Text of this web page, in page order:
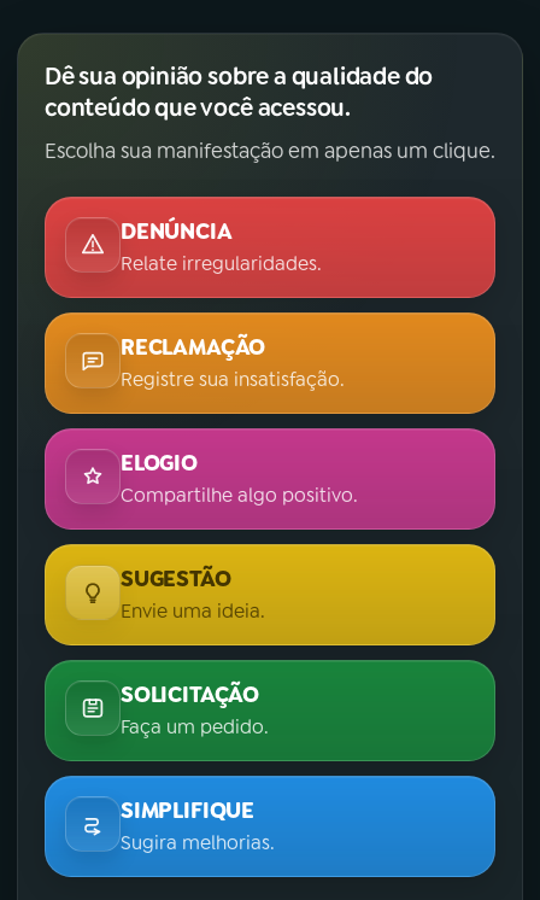
Dê sua opinião sobre a qualidade do
conteúdo que você acessou.
Escolha sua manifestação em apenas um clique.
DENÚNCIA
Relate irregularidades.
RECLAMAÇÃO
Registre sua insatisfação.
ELOGIO
Compartilhe algo positivo.
SUGESTÃO
Envie uma ideia.
SOLICITAÇÃO
Faça um pedido.
SIMPLIFIQUE
Sugira melhorias.